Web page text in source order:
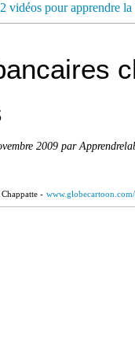
vidéos pour apprendre
2009 par
- www.globecartoon.com/